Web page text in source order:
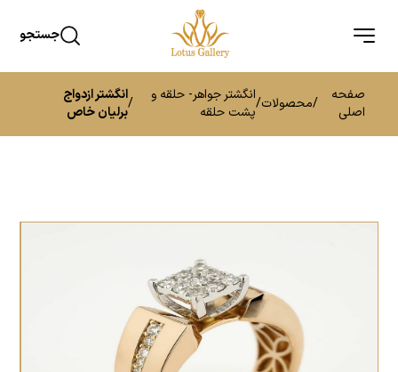
جستجو
صفحه
اصلی
/محصولات/انگشتر جواهر- حلقه و
پشت حلقه
/انگشتر ازدواج
برلیان خاص